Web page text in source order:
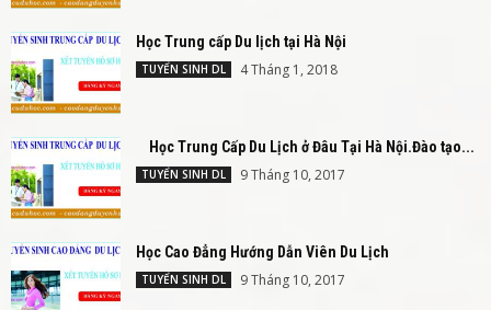
Học Trung cấp Du lịch tại Hà Nội
TUYỂN SINH DL 4 Tháng 1, 2018
Học Trung Cấp Du Lịch ở Đâu Tại Hà Nội.Đào tạo...
TUYỂN SINH DL 9 Tháng 10, 2017
Học Cao Đẳng Hướng Dẫn Viên Du Lịch
TUYỂN SINH DL 9 Tháng 10, 2017